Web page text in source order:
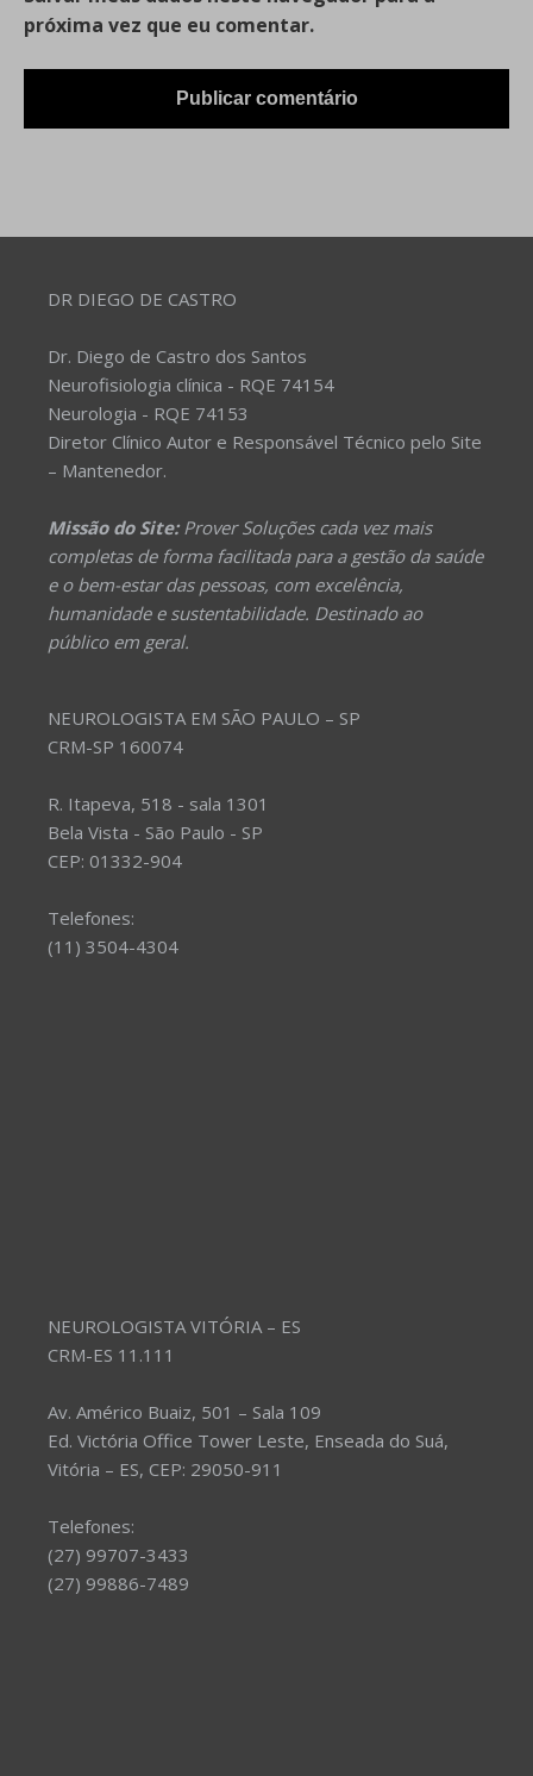
próxima vez que eu comentar.
DR DIEGO DE CASTRO
Dr. Diego de Castro dos Santos
Neurofisiologia clínica - RQE 74154
Neurologia - RQE 74153
Diretor Clínico Autor e Responsável Técnico pelo Site
– Mantenedor.
Missão do Site:Prover Soluções cada vez mais
completas de forma facilitada para a gestão da saúde
e o bem-estar das pessoas, com excelência,
humanidade e sustentabilidade. Destinado ao
público em geral.
NEUROLOGISTA EM SÃO PAULO – SP
CRM-SP 160074
R. Itapeva, 518 - sala 1301
Bela Vista - São Paulo - SP
CEP: 01332-904
Telefones:
(11) 3504-4304
NEUROLOGISTA VITÓRIA – ES
CRM-ES 11.111
Av. Américo Buaiz, 501 – Sala 109
Ed. Victória Office Tower Leste, Enseada do Suá,
Vitória – ES, CEP: 29050-911
Telefones:
(27) 99707-3433
(27) 99886-7489